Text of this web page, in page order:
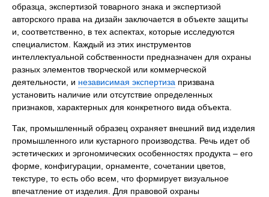
образца, экспертизой товарного знака и экспертизой
авторского права на дизайн заключается в объекте защиты
и, соответственно, в тех аспектах, которые исследуются
специалистом. Каждый из этих инструментов
интеллектуальной собственности предназначен для охраны
разных элементов творческой или коммерческой
деятельности, и независимая экспертиза призвана
установить наличие или отсутствие определенных
признаков, характерных для конкретного вида объекта.
Так, промышленный образец охраняет внешний вид изделия
промышленного или кустарного производства. Речь идет об
эстетических и эргономических особенностях продукта – его
форме, конфигурации, орнаменте, сочетании цветов,
текстуре, то есть обо всем, что формирует визуальное
впечатление от изделия. Для правовой охраны